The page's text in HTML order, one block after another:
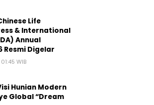
Life
& International
Annual
Resmi Digelar
WIB
Hunian Modern
Global “Dream